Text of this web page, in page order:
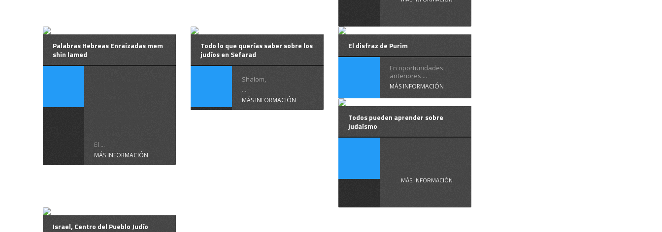
Palabras Hebreas Enraizadas mem
shin lamed
El ...
MÁS INFORMACIÓN
Todo lo que querías saber sobre los
judíos en Sefarad
Shalom,
...
MÁS INFORMACIÓN
El disfraz de Purim
En oportunidades
anteriores ...
MÁS INFORMACIÓN
Todos pueden aprender sobre
judaísmo
MÁS INFORMACIÓN
Israel, Centro del Pueblo Judío